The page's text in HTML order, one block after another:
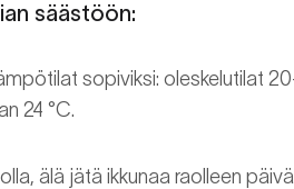
säästöön:
sopiviksi: oleskelutilat
24 °C.
älä jätä ikkunaa raolleen